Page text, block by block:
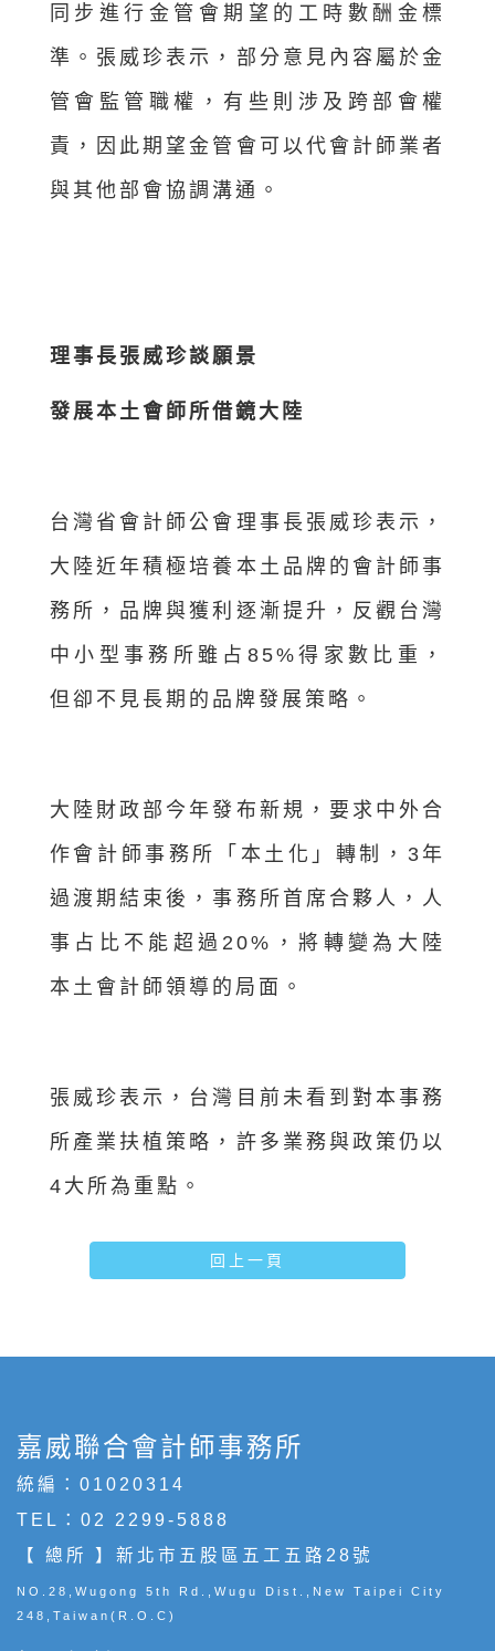
同步進行金管會期望的工時數酬金標
準。張威珍表示，部分意見內容屬於金
管會監管職權，有些則涉及跨部會權
責，因此期望金管會可以代會計師業者
與其他部會協調溝通。
理事長張威珍談願景
發展本土會師所借鏡大陸
台灣省會計師公會理事長張威珍表示，
大陸近年積極培養本土品牌的會計師事
務所，品牌與獲利逐漸提升，反觀台灣
中小型事務所雖占85%得家數比重，
但卻不見長期的品牌發展策略。
大陸財政部今年發布新規，要求中外合
作會計師事務所「本土化」轉制，3年
過渡期結束後，事務所首席合夥人，人
事占比不能超過20%，將轉變為大陸
本土會計師領導的局面。
張威珍表示，台灣目前未看到對本事務
所產業扶植策略，許多業務與政策仍以
4大所為重點。
回上一頁
嘉威聯合會計師事務所
統編：01020314
TEL： 02 2299-5888
【 總所 】新北市五股區五工五路28號
NO.28,Wugong 5th Rd.,Wugu Dist.,New Taipei City
248,Taiwan(R.O.C)